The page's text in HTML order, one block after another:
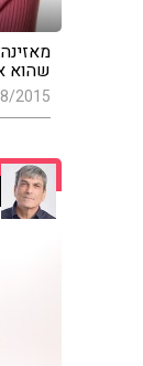
שהוא
2015